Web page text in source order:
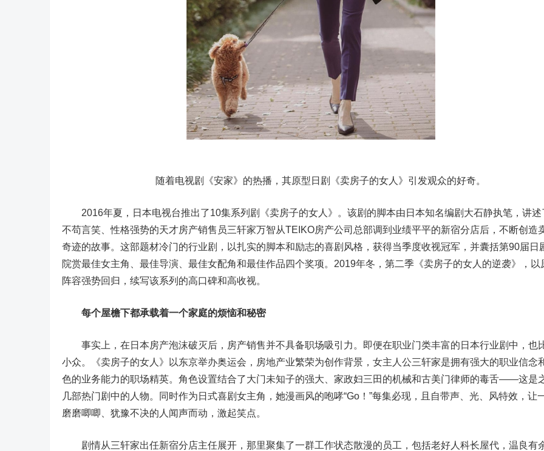
随着电视剧《安家》的热播，其原型日剧《卖房子的女人》引发观众的好奇。
2016年夏，日本电视台推出了10集系列剧《卖房子的女人》。该剧的脚本由日本知名编剧大石静执笔，讲述
不苟言笑、性格强势的天才房产销售员三轩家万智从TEIKO房产公司总部调到业绩平平的新宿分店后，不断创造
奇迹的故事。这部题材冷门的行业剧，以扎实的脚本和励志的喜剧风格，获得当季度收视冠军，并囊括第90届日
院赏最佳女主角、最佳导演、最佳女配角和最佳作品四个奖项。2019年冬，第二季《卖房子的女人的逆袭》，以
阵容强势回归，续写该系列的高口碑和高收视。
每个屋檐下都承载着一个家庭的烦恼和秘密
事实上，在日本房产泡沫破灭后，房产销售并不具备职场吸引力。即便在职业门类丰富的日本行业剧中，也
小众。《卖房子的女人》以东京举办奥运会，房地产业繁荣为创作背景，女主人公三轩家是拥有强大的职业信念
色的业务能力的职场精英。角色设置结合了大门未知子的强大、家政妇三田的机械和古美门律师的毒舌——这是
几部热门剧中的人物。同时作为日式喜剧女主角，她漫画风的咆哮“Go！”每集必现，且自带声、光、风特效，让
磨磨唧唧、犹豫不决的人闻声而动，激起笑点。
剧情从三轩家出任新宿分店主任展开，那里聚集了一群工作状态散漫的员工，包括老好人科长屋代，温良有